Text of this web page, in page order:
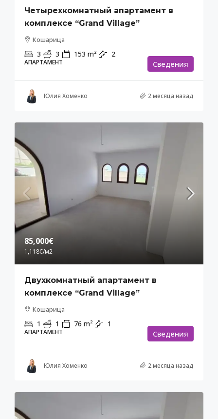
Четырехкомнатный апартамент в
комплексе “Grand Village”
Кошарица
3 3 153 m² 2
АПАРТАМЕНТ Cведения
Юлия Хоменко 2 месяца назад
85,000€
1,118€/м2
Двухкомнатный апартамент в
комплексе “Grand Village”
Кошарица
1 1 76 m² 1
АПАРТАМЕНТ Cведения
Юлия Хоменко 2 месяца назад